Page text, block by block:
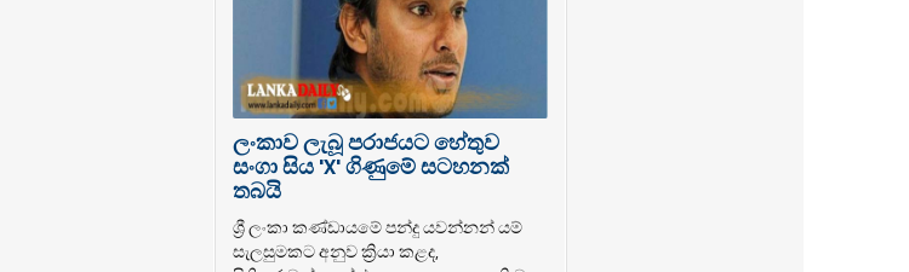
ලංකාව ලැබූ පරාජයට හේතුව
සංගා සිය 'X' ගිණුමේ සටහනක්
තබයි
ශ්‍රී ලංකා කණ්ඩායමේ පන්දු යවන්නන් යම්
සැලසුමකට අනුව ක්‍රියා කළද,